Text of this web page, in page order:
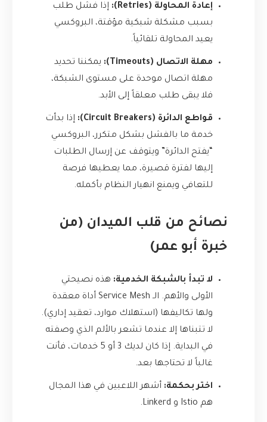
إعادة المحاولة (Retries):
إذا فشل طلب
بسبب مشكلة شبكية مؤقتة، البروكسي
يعيد المحاولة تلقائياً.
مهلة الاتصال (Timeouts):
يمكننا تحديد
مهلة اتصال موحدة على مستوى الشبكة،
فلا يبقى طلب معلقاً إلى الأبد.
قواطع الدائرة (Circuit Breakers):
إذا بدأت
خدمة ما بالفشل بشكل متكرر، البروكسي
“يفتح الدائرة” ويتوقف عن إرسال الطلبات
إليها لفترة قصيرة، مما يعطيها فرصة
للتعافي ويمنع انهيار النظام بأكمله.
نصائح من قلب الميدان (من
خبرة أبو عمر)
لا تبدأ بالشبكة الخدمية: هذه نصيحتي
الأولى والأهم. الـ Service Mesh أداة معقدة
ولها تكاليفها (استهلاك موارد، تعقيد إداري).
لا تتبناها إلا عندما تشعر بالألم الذي وصفته
في البداية. إذا كان لديك 3 أو 5 خدمات، فأنت
غالباً لا تحتاجها بعد.
اختر بحكمة: أشهر اللاعبين في هذا المجال
هم Istio و Linkerd.